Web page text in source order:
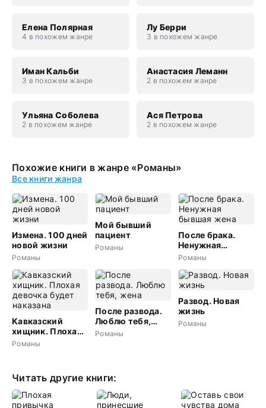
Елена Полярная
4 в похожем жанре
Лу Берри
3 в похожем жанре
Иман Кальби
3 в похожем жанре
Анастасия Леманн
2 в похожем жанре
Ульяна Соболева
2 в похожем жанре
Ася Петрова
2 в похожем жанре
Похожие книги в жанре «Романы»
Все книги жанра
Измена. 100 дней
новой жизни
Романы
Мой бывший
пациент
Романы
После брака.
Ненужная
бывшая жена
Романы
Кавказский
хищник. Плохая
девочка будет
Романы
После развода.
Люблю тебя,
жена
Романы
Развод. Новая
жизнь
Романы
Читать другие книги: